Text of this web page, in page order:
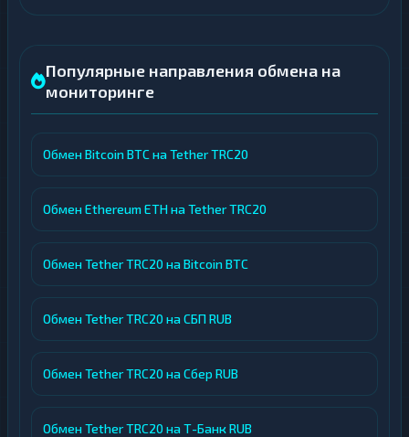
Популярные направления обмена на
мониторинге
Обмен Bitcoin BTC на Tether TRC20
Обмен Ethereum ETH на Tether TRC20
Обмен Tether TRC20 на Bitcoin BTC
Обмен Tether TRC20 на СБП RUB
Обмен Tether TRC20 на Сбер RUB
Обмен Tether TRC20 на Т-Банк RUB